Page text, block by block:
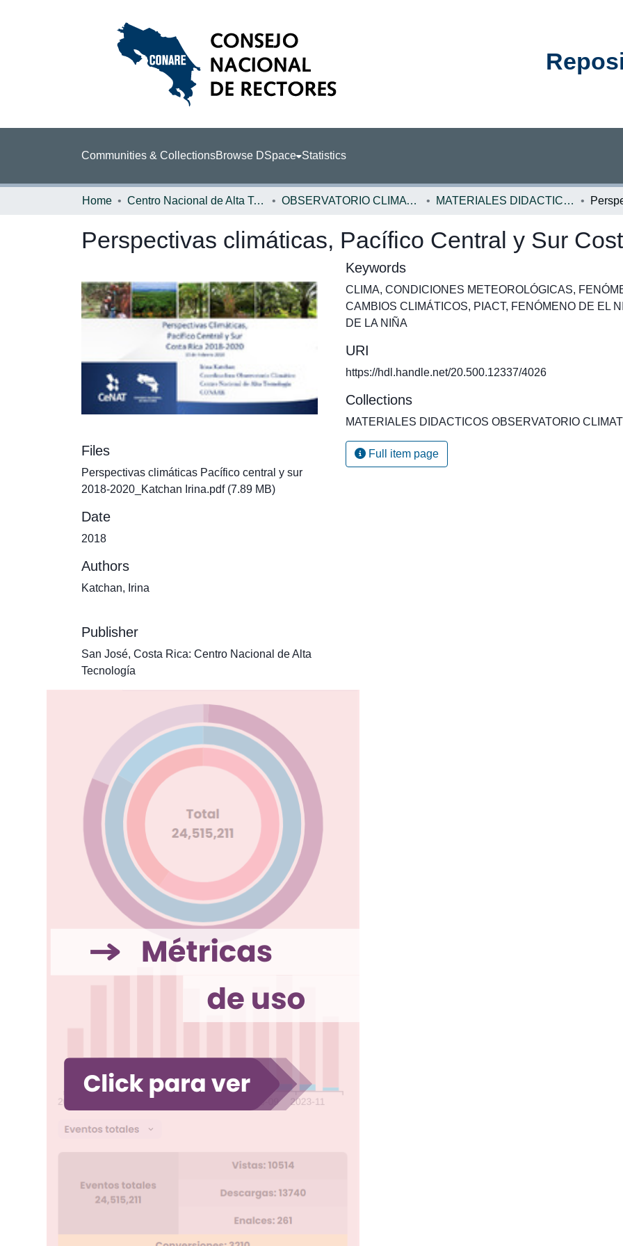
Communities & CollectionsBrowse DSpace Statistics
Home Centro Nacional de Alta Tecnología (CENAT) OBSERVATORIO CLIMATICO MATERIALES DIDACTICOS OBSERVATORIO CLIMATICO
Perspectivas climáticas, Pacífico Central y Sur
Files
Perspectivas climáticas Pacífico central y sur
2018-2020_Katchan Irina.pdf(7.89 MB)
Date
2018
Authors
Katchan, Irina
Publisher
San José, Costa Rica: Centro Nacional de Alta
Tecnología
Keywords
CLIMA, CONDICIONES METEOROLÓGICAS,
CAMBIOS CLIMÁTICOS, PIACT, FENÓMENO DE EL
DE LA NIÑA
URI
https://hdl.handle.net/20.500.12337/4026
Collections
MATERIALES DIDACTICOS OBSERVATORIO
Full item page